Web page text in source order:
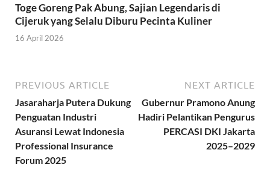
Toge Goreng Pak Abung, Sajian Legendaris di
Cijeruk yang Selalu Diburu Pecinta Kuliner
16 April 2026
PREVIOUS ARTICLE
Jasaraharja Putera Dukung
Penguatan Industri
Asuransi Lewat Indonesia
Professional Insurance
Forum 2025
NEXT ARTICLE
Gubernur Pramono Anung
Hadiri Pelantikan Pengurus
PERCASI DKI Jakarta
2025–2029